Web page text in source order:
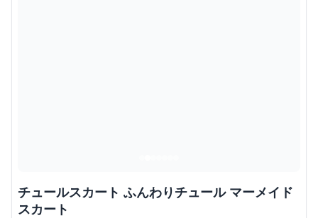
チュールスカート ふんわりチュール マーメイド
スカート